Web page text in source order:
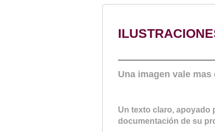
Una imagen vale
Un texto claro, apoyado
documentación de su